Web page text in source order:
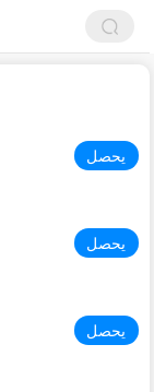
يحصل
يحصل
يحصل